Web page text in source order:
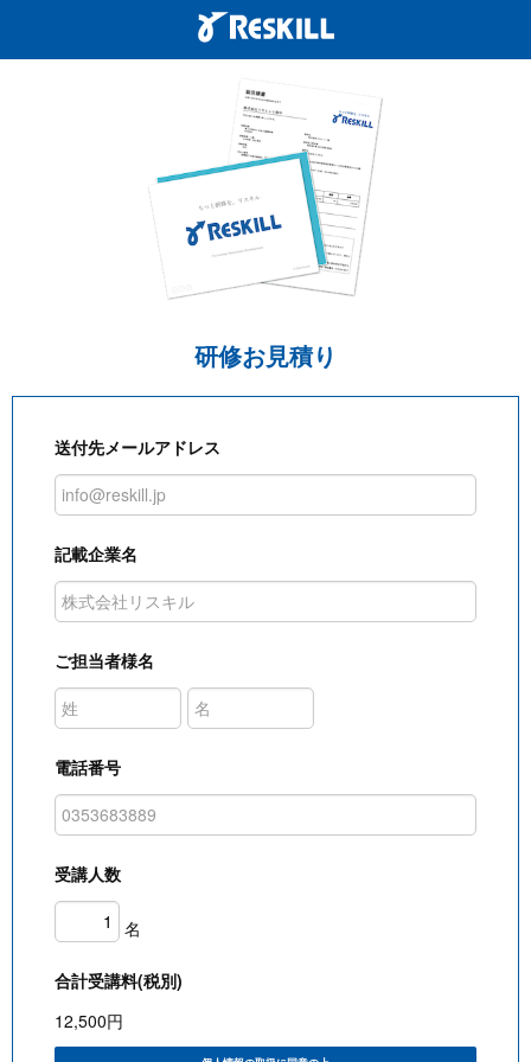
研修お見積り
送付先メールアドレス
記載企業名
ご担当者様名
電話番号
受講人数
名
合計受講料(税別)
12,500円